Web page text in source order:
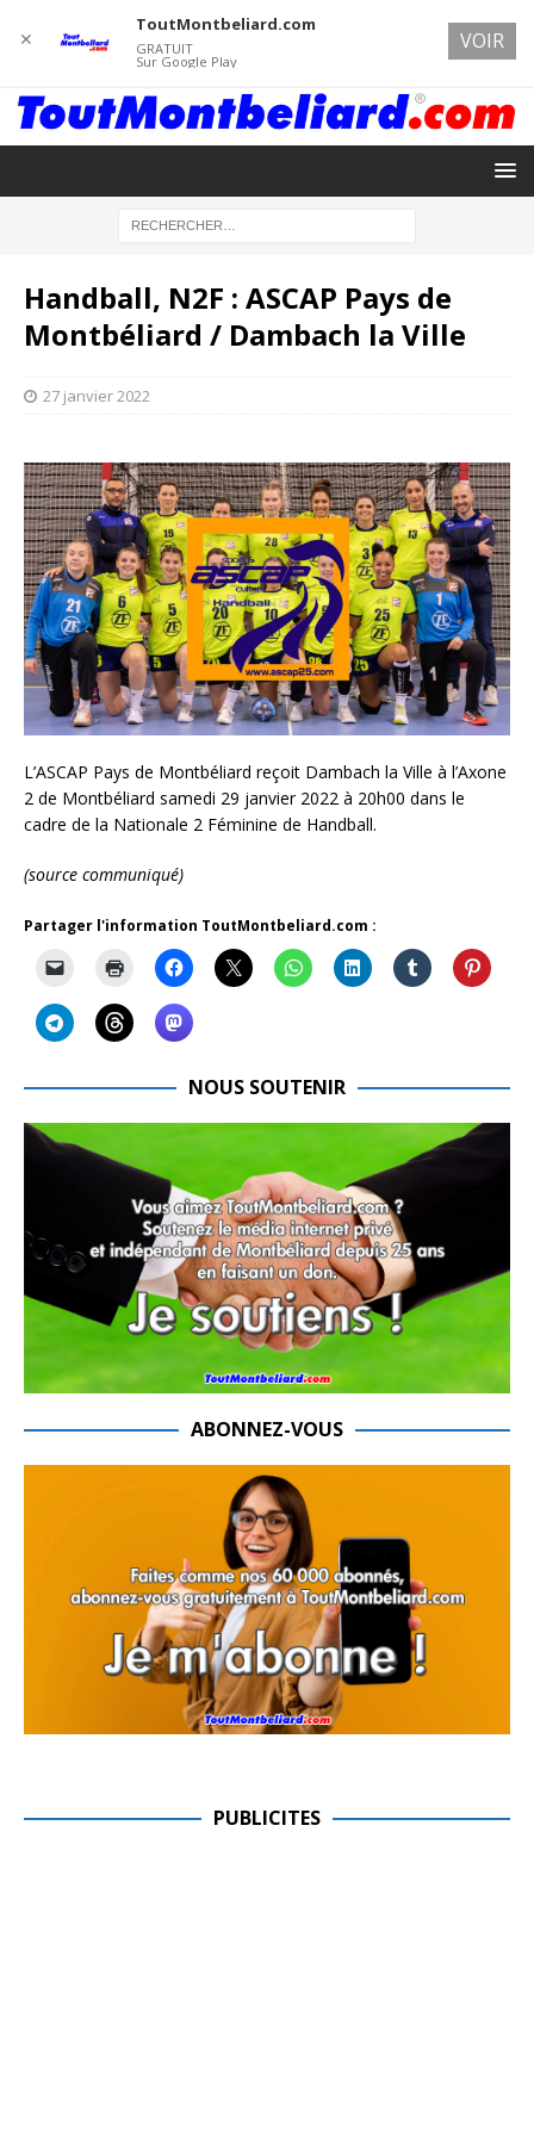
Handball, N2F : ASCAP Pays de
Montbéliard / Dambach la Ville
27 janvier 2022
L’ASCAP Pays de Montbéliard reçoit Dambach la Ville à l’Axone
2 de Montbéliard samedi 29 janvier 2022 à 20h00 dans le
cadre de la Nationale 2 Féminine de Handball.
(source communiqué)
Partager l'information ToutMontbeliard.com :
NOUS SOUTENIR
ABONNEZ-VOUS
PUBLICITES
✕
ToutMontbeliard.com
GRATUIT
Sur Google Play
VOIR